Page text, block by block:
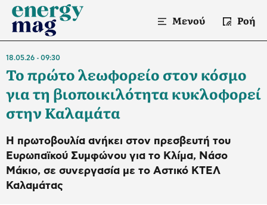
Μενού Ροή
18.05.26 09:30
Το πρώτο λεωφορείο στον κόσμο
για τη βιοποικιλότητα κυκλοφορεί
στην Καλαμάτα
Η πρωτοβουλία ανήκει στον πρεσβευτή του
Ευρωπαϊκού Συμφώνου για το Κλίμα, Νάσο
Μάκιο, σε συνεργασία με το Αστικό ΚΤΕΛ
Καλαμάτας